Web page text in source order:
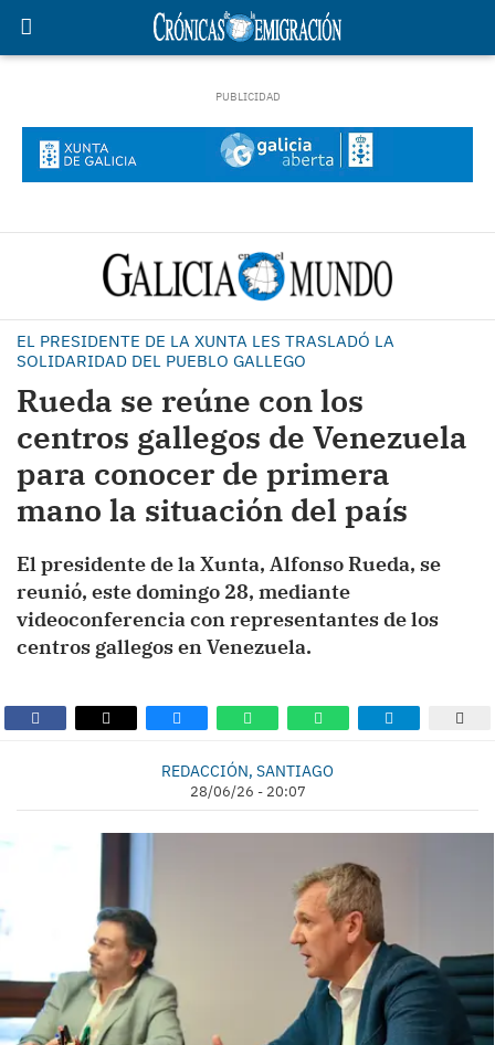
EL PRESIDENTE DE LA XUNTA LES TRASLADÓ LA
SOLIDARIDAD DEL PUEBLO GALLEGO
Rueda se reúne con los
centros gallegos de Venezuela
para conocer de primera
mano la situación del país
El presidente de la Xunta, Alfonso Rueda, se
reunió, este domingo 28, mediante
videoconferencia con representantes de los
centros gallegos en Venezuela.
REDACCIÓN, SANTIAGO
28/06/26 - 20:07